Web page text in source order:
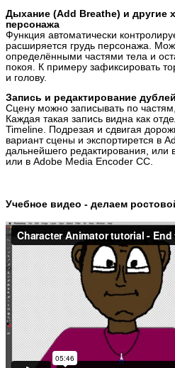
Дыхание (Add Breathe) и другие
персонажа
Функция автоматически
расширяется грудь персонажа.
определёнными частями тела и
покоя. К примеру зафиксировать
и голову.
Запись и редактирование
Сцену можно записывать по
Каждая такая запись видна как
Timeline. Подрезая и сдвигая
вариант сцены и экспортирется в
дальнейшего редактирования, или
или в Adobe Media Encoder CC.
Учебное видео - делаем